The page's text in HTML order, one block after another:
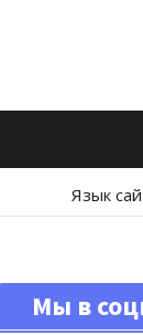
Язык
Мы в